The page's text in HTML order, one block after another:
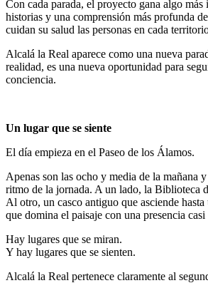
Con cada parada, el proyecto gana algo
historias y una comprensión más profunda
cuidan su salud las personas en cada
Alcalá la Real aparece como una nueva
realidad, es una nueva oportunidad para
conciencia.
Un lugar que se siente
El día empieza en el Paseo de los Álamos.
Apenas son las ocho y media de la mañana
ritmo de la jornada. A un lado, la Biblioteca
Al otro, un casco antiguo que asciende
que domina el paisaje con una presencia
Hay lugares que se miran.
Y hay lugares que se sienten.
Alcalá la Real pertenece claramente al